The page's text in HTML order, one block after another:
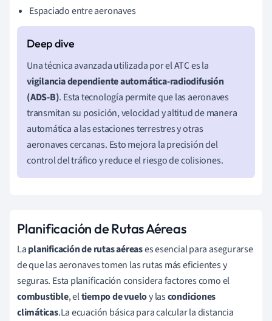
Espaciado entre aeronaves
Una técnica avanzada utilizada por el ATC es la
vigilancia dependiente automática-radiodifusión
(ADS-B). Esta tecnología permite que las aeronaves
transmitan su posición, velocidad y altitud de manera
automática a las estaciones terrestres y otras
aeronaves cercanas. Esto mejora la precisión del
control del tráfico y reduce el riesgo de colisiones.
Planificación de Rutas Aéreas
Laplanificación de rutas aéreases esencial para asegurarse
de que las aeronaves tomen las rutas más eficientes y
seguras. Esta planificación considera factores como el
combustible, eltiempo de vueloy lascondiciones
climáticas.La ecuación básica para calcular la distancia